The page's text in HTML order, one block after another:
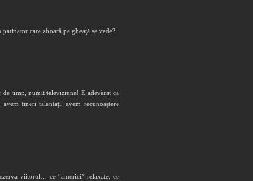
care zboară pe gheaţă se vede?
timp, numit televiziune! E adevărat că
tineri talentaţi, avem recunoaştere
viitorul… ce “americi” relaxate, ce